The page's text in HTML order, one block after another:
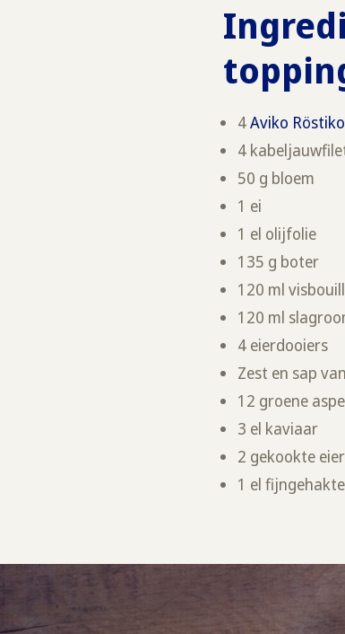
4Aviko
4
50 g bloem
1 ei
1 el olijfolie
135 g boter
120 ml
120 ml
4 eierdooiers
Zest en sap
12 groene
3 el kaviaar
2 gekookte
1 el